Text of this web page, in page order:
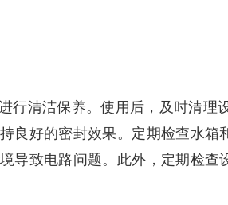
行清洁保养。使用后，及时清理
良好的密封效果。定期检查水箱
导致电路问题。此外，定期检查